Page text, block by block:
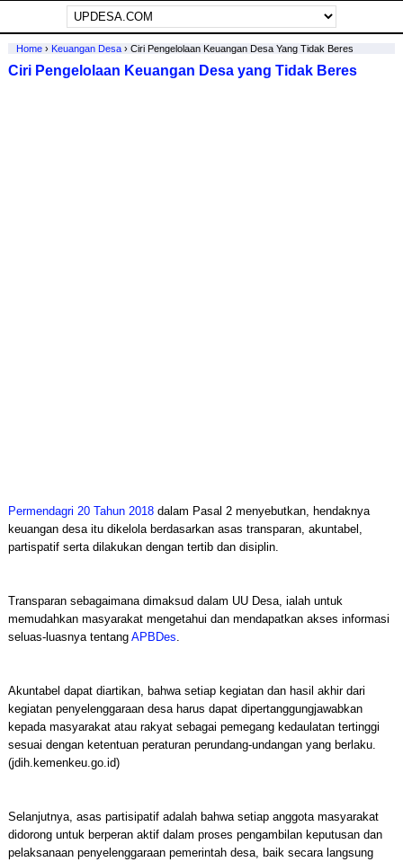
Home› Keuangan Desa› Ciri Pengelolaan Keuangan Desa Yang Tidak Beres
Ciri Pengelolaan Keuangan Desa yang Tidak Beres
Permendagri 20 Tahun 2018dalam Pasal 2 menyebutkan, hendaknya
keuangan desa itu dikelola berdasarkan asas transparan, akuntabel,
partispatif serta dilakukan dengan tertib dan disiplin.
Transparan sebagaimana dimaksud dalam UU Desa, ialah untuk
memudahkan masyarakat mengetahui dan mendapatkan akses informasi
seluas-luasnya tentang APBDes.
Akuntabel dapat diartikan, bahwa setiap kegiatan dan hasil akhir dari
kegiatan penyelenggaraan desa harus dapat dipertanggungjawabkan
kepada masyarakat atau rakyat sebagai pemegang kedaulatan tertinggi
sesuai dengan ketentuan peraturan perundang-undangan yang berlaku.
(jdih.kemenkeu.go.id)
Selanjutnya, asas partisipatif adalah bahwa setiap anggota masyarakat
didorong untuk berperan aktif dalam proses pengambilan keputusan dan
pelaksanaan penyelenggaraan pemerintah desa, baik secara langsung